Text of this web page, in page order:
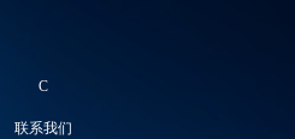
C
联系我们